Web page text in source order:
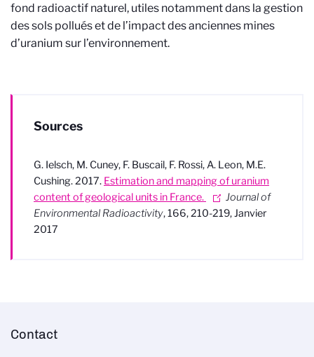
fond radioactif naturel, utiles notamment dans la gestion
des sols pollués et de l’impact des anciennes mines
d’uranium sur l’environnement.
Sources
G. Ielsch, M. Cuney, F. Buscail, F. Rossi, A. Leon, M.E.
Cushing. 2017. Estimation and mapping of uranium
content of geological units in France.
Journal of
Environmental Radioactivity, 166, 210-219, Janvier
2017
Contact